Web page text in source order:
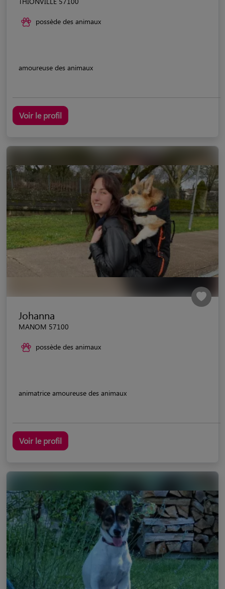
possède des animaux
amoureuse des animaux
Voir le profil
Johanna
MANOM 57100
possède des animaux
animatrice amoureuse des animaux
Voir le profil